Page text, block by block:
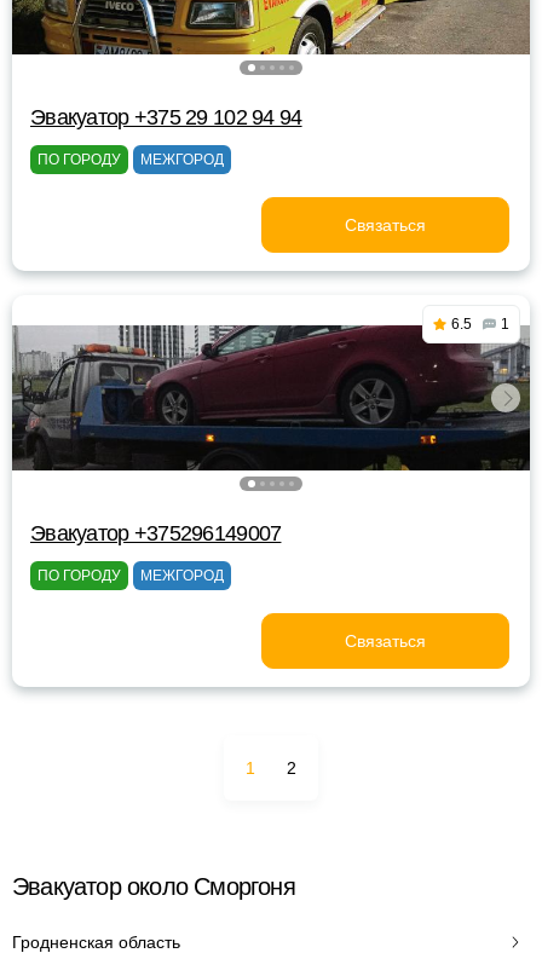
Эвакуатор +375 29 102 94 94
ПО ГОРОДУ МЕЖГОРОД
Связаться
6.5 1
Эвакуатор +375296149007
ПО ГОРОДУ МЕЖГОРОД
Связаться
1 2
Эвакуатор около Сморгоня
Гродненская область